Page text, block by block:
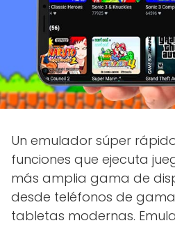
Un emulador súper
funciones que ejecuta
más amplia gama de
desde teléfonos de
tabletas modernas.